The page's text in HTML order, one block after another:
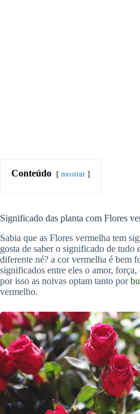
Conteúdo mostrar
Significado das planta com Flores
Sabia que as Flores vermelha tem
gosta de saber o significado de tudo
diferente né? a cor vermelha é bem
significados entre eles o amor, força,
por isso as noivas optam tanto por
vermelho.